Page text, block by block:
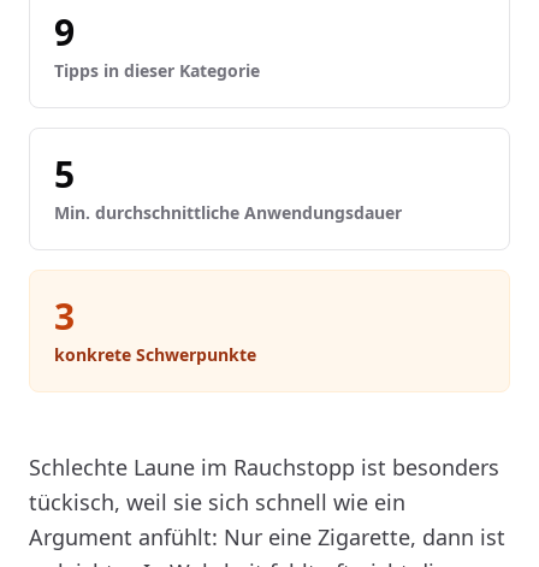
9
Tipps in dieser Kategorie
5
Min. durchschnittliche Anwendungsdauer
3
konkrete Schwerpunkte
Schlechte Laune im Rauchstopp ist besonders
tückisch, weil sie sich schnell wie ein
Argument anfühlt: Nur eine Zigarette, dann ist